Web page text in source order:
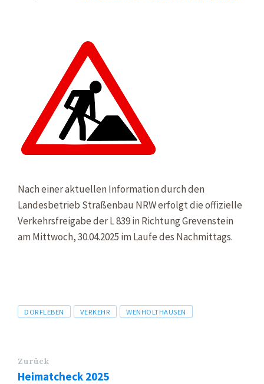
Nach einer aktuellen Information durch den
Landesbetrieb Straßenbau NRW erfolgt die offizielle
Verkehrsfreigabe der L 839 in Richtung Grevenstein
am Mittwoch, 30.04.2025 im Laufe des Nachmittags.
Tags
DORFLEBEN VERKEHR WENHOLTHAUSEN
Zurück
Heimatcheck 2025